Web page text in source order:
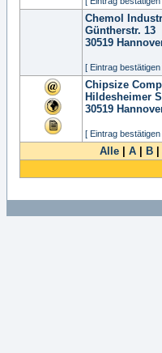
Chemol
Güntherstr. 13
30519
[ Eintrag bestätigen
Chipsize
Hildesheimer
30519
[ Eintrag bestätigen
Alle A B